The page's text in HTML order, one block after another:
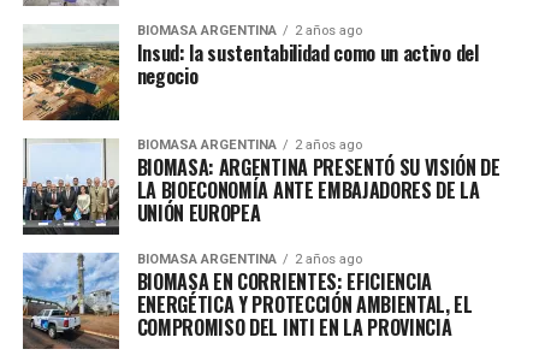
BIOMASA ARGENTINA 2 años ago
Insud: la sustentabilidad como un activo del
negocio
BIOMASA ARGENTINA 2 años ago
BIOMASA: ARGENTINA PRESENTÓ SU VISIÓN DE
LA BIOECONOMÍA ANTE EMBAJADORES DE LA
UNIÓN EUROPEA
BIOMASA ARGENTINA 2 años ago
BIOMASA EN CORRIENTES: EFICIENCIA
ENERGÉTICA Y PROTECCIÓN AMBIENTAL, EL
COMPROMISO DEL INTI EN LA PROVINCIA